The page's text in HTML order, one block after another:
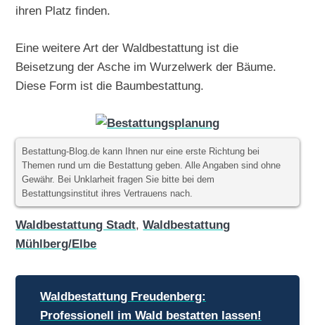
ihren Platz finden.
Eine weitere Art der Waldbestattung ist die
Beisetzung der Asche im Wurzelwerk der Bäume.
Diese Form ist die Baumbestattung.
Bestattung-Blog.de kann Ihnen nur eine erste Richtung bei
Themen rund um die Bestattung geben. Alle Angaben sind ohne
Gewähr. Bei Unklarheit fragen Sie bitte bei dem
Bestattungsinstitut ihres Vertrauens nach.
Waldbestattung Stadt,Waldbestattung
Mühlberg/Elbe
Beitragsnavigation
Waldbestattung Freudenberg:
Professionell im Wald bestatten lassen!